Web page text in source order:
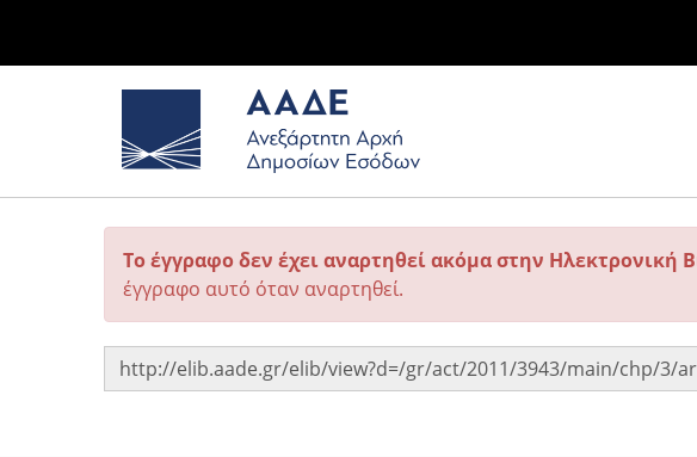
Το έγγραφο δεν έχει αναρτηθεί ακόμα στην Ηλεκτρονική
έγγραφο αυτό όταν αναρτηθεί.